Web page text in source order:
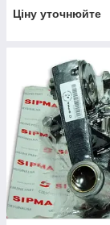
Ціну уточнюйте